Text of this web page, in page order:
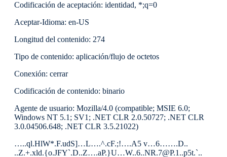
Codificación de aceptación: identidad, *;q=0
Aceptar-Idioma: en-US
Longitud del contenido: 274
Tipo de contenido: aplicación/flujo de octetos
Conexión: cerrar
Codificación de contenido: binario
Agente de usuario: Mozilla/4.0 (compatible; MSIE 6.0;
Windows NT 5.1; SV1; .NET CLR 2.0.50727; .NET CLR
3.0.04506.648; .NET CLR 3.5.21022)
…..ql.HlW*.F.udS]…L….^.cF.;!….A5 v…6…….D..
..Z.+.xld.{o.JFY`.D..Z….aP.}U…W..6..NR.7@P.1..p5t.`..